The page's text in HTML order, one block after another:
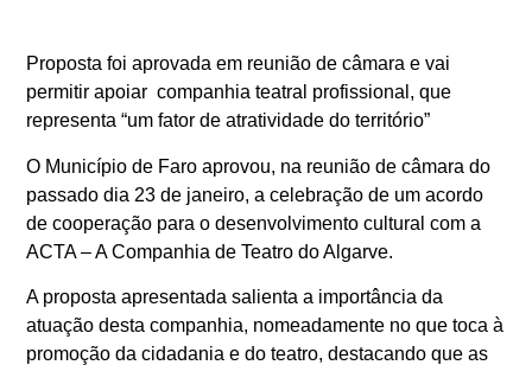
Proposta foi aprovada em reunião de câmara e vai
permitir apoiar companhia teatral profissional, que
representa “um fator de atratividade do território”
O Município de Faro aprovou, na reunião de câmara do
passado dia 23 de janeiro, a celebração de um acordo
de cooperação para o desenvolvimento cultural com a
ACTA – A Companhia de Teatro do Algarve.
A proposta apresentada salienta a importância da
atuação desta companhia, nomeadamente no que toca à
promoção da cidadania e do teatro, destacando que as